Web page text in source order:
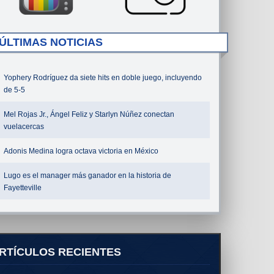
NOTICIAS
Yophery Rodríguez da siete hits en doble juego, incluyendo
de 5-5
Mel Rojas Jr., Ángel Feliz y Starlyn Núñez conectan
vuelacercas
Adonis Medina logra octava victoria en México
Lugo es el manager más ganador en la historia de
Fayetteville
RECIENTES